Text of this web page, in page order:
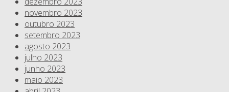
novembro 2023
outubro 2023
setembro 2023
agosto 2023
julho 2023
junho 2023
maio 2023